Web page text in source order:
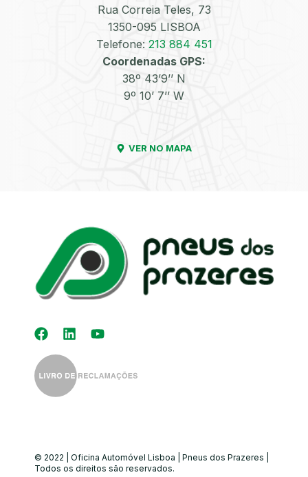
Rua Correia Teles, 73
1350-095 LISBOA
Telefone: 213 884 451
Coordenadas GPS:
38º 43’9’’ N
9º 10’ 7’’ W
VER NO MAPA
© 2022 | Oficina Automóvel Lisboa | Pneus dos Prazeres |
Todos os direitos são reservados.
Equilibragem das
Rodas
Desempeno de
Jantes
Kit Distribuição
Diagnóstico